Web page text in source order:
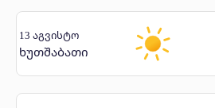
13 აგვისტო
ხუთშაბათი